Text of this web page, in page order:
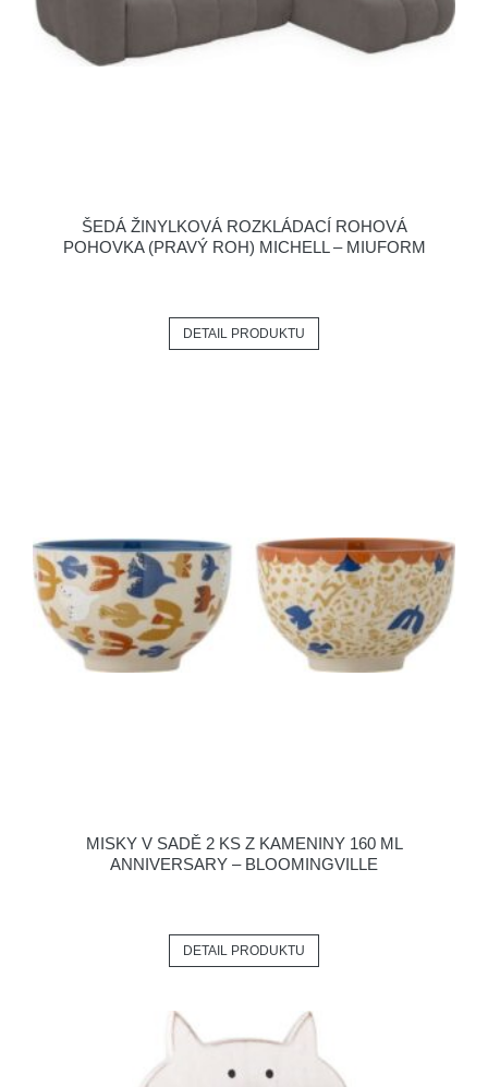
ŠEDÁ ŽINYLKOVÁ ROZKLÁDACÍ ROHOVÁ
POHOVKA (PRAVÝ ROH) MICHELL – MIUFORM
DETAIL PRODUKTU
MISKY V SADĚ 2 KS Z KAMENINY 160 ML
ANNIVERSARY – BLOOMINGVILLE
DETAIL PRODUKTU